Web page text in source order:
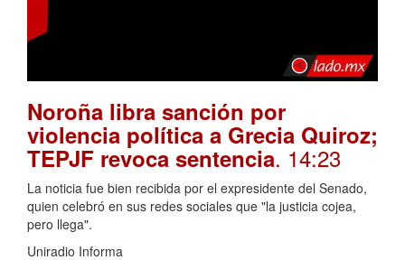
Noroña libra sanción por
violencia política a Grecia Quiroz;
TEPJF revoca sentencia. 14:23
La noticia fue bien recibida por el expresidente del Senado,
quien celebró en sus redes sociales que "la justicia cojea,
pero llega".
Uniradio Informa